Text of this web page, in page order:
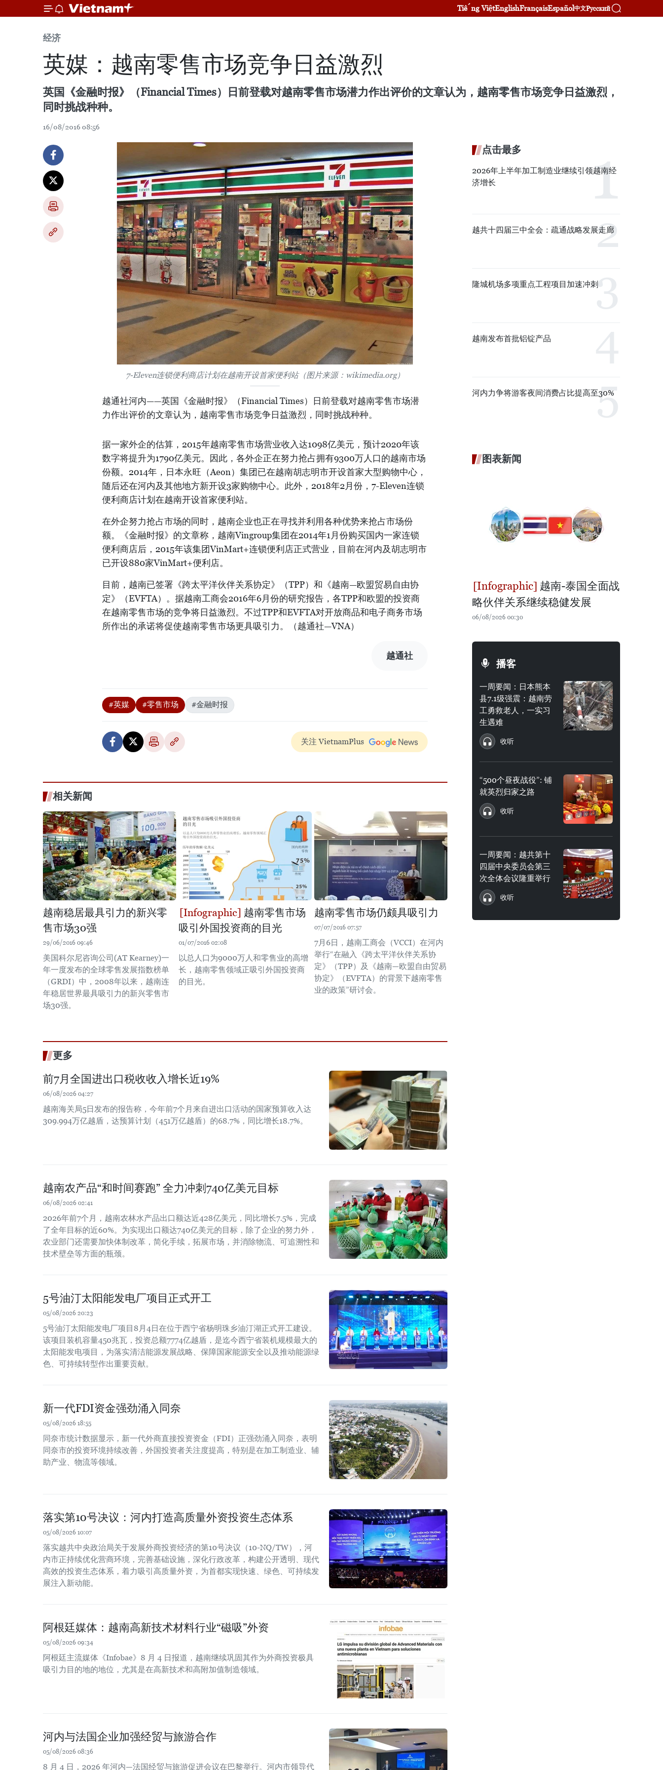
Tiếng ViệtEnglishFrançaisEspañol中文Русский
经济
英媒：越南零售市场竞争日益激烈
英国《金融时报》（Financial Times）日前登载对越南零售市场潜力作出评价的文章认为，越南零售市场竞争日益激烈，
同时挑战种种。
16/08/2016 08:56
7-Eleven连锁便利商店计划在越南开设首家便利站（图片来源：wikimedia.org）
越通社河内——英国《金融时报》（Financial Times）日前登载对越南零售市场潜
力作出评价的文章认为，越南零售市场竞争日益激烈，同时挑战种种。
据一家外企的估算，2015年越南零售市场营业收入达1098亿美元，预计2020年该
数字将提升为1790亿美元。因此，各外企正在努力抢占拥有9300万人口的越南市场
份额。2014年，日本永旺（Aeon）集团已在越南胡志明市开设首家大型购物中心，
随后还在河内及其他地方新开设3家购物中心。此外，2018年2月份，7-Eleven连锁
便利商店计划在越南开设首家便利站。
在外企努力抢占市场的同时，越南企业也正在寻找并利用各种优势来抢占市场份
额。《金融时报》的文章称，越南Vingroup集团在2014年1月份购买国内一家连锁
便利商店后，2015年该集团VinMart+连锁便利店正式营业，目前在河内及胡志明市
已开设880家VinMart+便利店。
目前，越南已签署《跨太平洋伙伴关系协定》（TPP）和《越南—欧盟贸易自由协
定》（EVFTA）。据越南工商会2016年6月份的研究报告，各TPP和欧盟的投资商
在越南零售市场的竞争将日益激烈。不过TPP和EVFTA对开放商品和电子商务市场
所作出的承诺将促使越南零售市场更具吸引力。（越通社—VNA）
越通社
#英媒 #零售市场 #金融时报
关注 VietnamPlus
相关新闻
越南稳居最具引力的新兴零
售市场30强
29/06/2016 09:46
美国科尔尼咨询公司(AT Kearney)一
年一度发布的全球零售发展指数榜单
（GRDI）中，2008年以来，越南连
年稳居世界最具吸引力的新兴零售市
场30强。
越南零售市场
吸引外国投资商的目光
01/07/2016 02:08
以总人口为9000万人和零售业的高增
长，越南零售领域正吸引外国投资商
的目光。
越南零售市场仍颇具吸引力
07/07/2016 07:57
7月6日，越南工商会（VCCI）在河内
举行“在融入《跨太平洋伙伴关系协
定》（TPP）及《越南—欧盟自由贸易
协定》（EVFTA）的背景下越南零售
业的政策”研讨会。
更多
前7月全国进出口税收收入增长近19%
06/08/2026 04:27
越南海关局5日发布的报告称，今年前7个月来自进出口活动的国家预算收入达
309.994万亿越盾，达预算计划（451万亿越盾）的68.7%，同比增长18.7%。
越南农产品“和时间赛跑” 全力冲刺740亿美元目标
06/08/2026 02:41
2026年前7个月，越南农林水产品出口额达近428亿美元，同比增长7.5%，完成
了全年目标的近60%。为实现出口额达740亿美元的目标，除了企业的努力外，
农业部门还需要加快体制改革，简化手续，拓展市场，并消除物流、可追溯性和
技术壁垒等方面的瓶颈。
5号油汀太阳能发电厂项目正式开工
05/08/2026 20:23
5号油汀太阳能发电厂项目8月4日在位于西宁省杨明珠乡油汀湖正式开工建设。
该项目装机容量450兆瓦，投资总额7774亿越盾，是迄今西宁省装机规模最大的
太阳能发电项目，为落实清洁能源发展战略、保障国家能源安全以及推动能源绿
色、可持续转型作出重要贡献。
新一代FDI资金强劲涌入同奈
05/08/2026 18:55
同奈市统计数据显示，新一代外商直接投资资金（FDI）正强劲涌入同奈，表明
同奈市的投资环境持续改善，外国投资者关注度提高，特别是在加工制造业、辅
助产业、物流等领域。
落实第10号决议：河内打造高质量外资投资生态体系
05/08/2026 10:07
落实越共中央政治局关于发展外商投资经济的第10号决议（10-NQ/TW），河
内市正持续优化营商环境，完善基础设施，深化行政改革，构建公开透明、现代
高效的投资生态体系，着力吸引高质量外资，为首都实现快速、绿色、可持续发
展注入新动能。
阿根廷媒体：越南高新技术材料行业“磁吸”外资
05/08/2026 09:34
阿根廷主流媒体《Infobae》8 月 4 日报道，越南继续巩固其作为外商投资极具
吸引力目的地的地位，尤其是在高新技术和高附加值制造领域。
河内与法国企业加强经贸与旅游合作
05/08/2026 08:36
8 月 4 日，2026 年河内—法国经贸与旅游促进会议在巴黎举行。河内市领导代
点击最多
2026年上半年加工制造业继续引领越南经
济增长
越共十四届三中全会：疏通战略发展走廊
隆城机场多项重点工程项目加速冲刺
越南发布首批铝锭产品
河内力争将游客夜间消费占比提高至30%
图表新闻
越南-泰国全面战
略伙伴关系继续稳健发展
06/08/2026 00:30
播客
一周要闻：日本熊本
县7.1级强震：越南劳
工勇救老人，一实习
生遇难
收听
“500个昼夜战役”: 铺
就英烈归家之路
收听
一周要闻：越共第十
四届中央委员会第三
次全体会议隆重举行
收听